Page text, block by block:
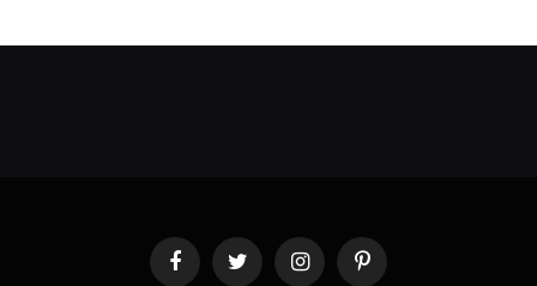
FacebookTwitter InstagramPinterest